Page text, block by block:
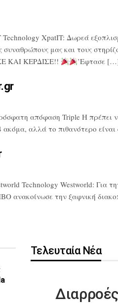
XpatIT: Δωρεά
συναθρώπους μας και τους
ΚΑΙ ΚΕΡΔΙΣΕ!!
’Εφτασε
απόφαση Triple H πρέπει
ακόμα, αλλά το πιθανότερο
Technology Westworld: Για
ανακοίνωσε την ξαφνική
Τελευταία Νέα